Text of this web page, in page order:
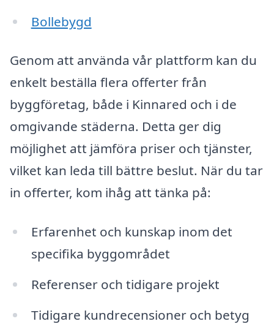
Bollebygd
Genom att använda vår plattform kan du
enkelt beställa flera offerter från
byggföretag, både i Kinnared och i de
omgivande städerna. Detta ger dig
möjlighet att jämföra priser och tjänster,
vilket kan leda till bättre beslut. När du tar
in offerter, kom ihåg att tänka på:
Erfarenhet och kunskap inom det
specifika byggområdet
Referenser och tidigare projekt
Tidigare kundrecensioner och betyg